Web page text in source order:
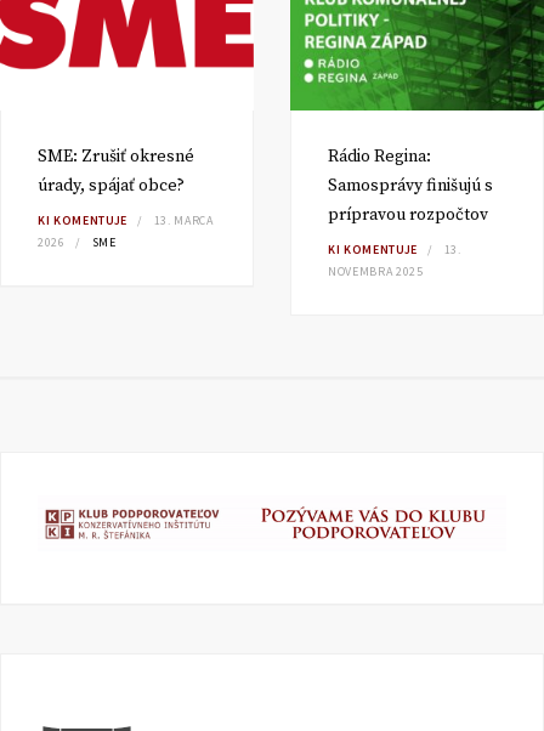
SME: Zrušiť okresné
úrady, spájať obce?
KI KOMENTUJE
13. MARCA
2026
SME
Rádio Regina:
Samosprávy finišujú s
prípravou rozpočtov
KI KOMENTUJE
13.
NOVEMBRA 2025